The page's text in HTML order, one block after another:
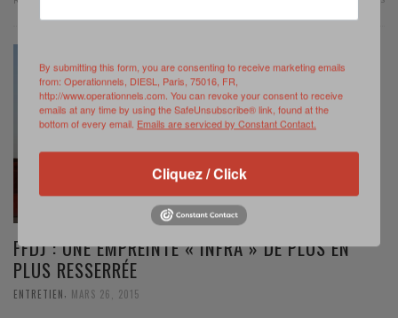
FFDJ : UNE EMPREINTE « INFRA » DE PLUS EN
PLUS RESSERRÉE
ENTRETIEN MARS 26, 2015
By submitting this form, you are consenting to receive marketing emails
from: Operationnels, DIESL, Paris, 75016, FR,
http://www.operationnels.com. You can revoke your consent to receive
emails at any time by using the SafeUnsubscribe® link, found at the
bottom of every email. Emails are serviced by Constant Contact.
Cliquez / Click